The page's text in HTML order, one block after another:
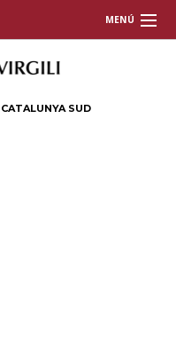
MENÚ
CATALUNYA SUD